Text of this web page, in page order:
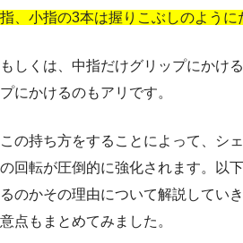
指、小指の3本は握りこぶしのように
もしくは、中指だけグリップにかけ
プにかけるのもアリです。
この持ち方をすることによって、シ
の回転が圧倒的に強化されます。以
るのかその理由について解説してい
意点もまとめてみました。